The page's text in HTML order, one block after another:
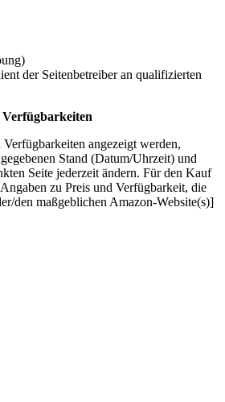
der Seitenbetreiber an qualifizierten
Verfügbarkeiten
angezeigt werden,
Stand (Datum/Uhrzeit) und
Seite jederzeit ändern. Für den Kauf
zu Preis und Verfügbarkeit, die
den maßgeblichen Amazon-Website(s)]